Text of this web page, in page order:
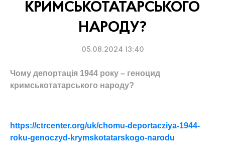
КРИМСЬКОТАТАРСЬКОГО
НАРОДУ?
05.08.2024 13:40
Чому депортація 1944 року – геноцид
кримськотатарського народу?
https://ctrcenter.org/uk/chomu-deportacziya-1944-
roku-genoczyd-krymskotatarskogo-narodu